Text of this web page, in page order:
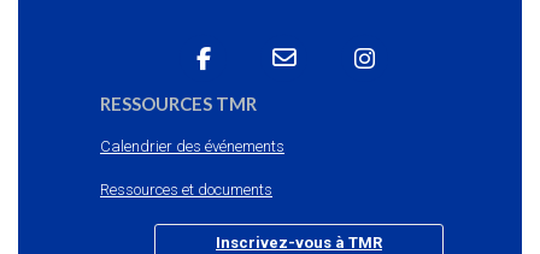
RESSOURCES TMR
Calendrier des événements
Ressources et documents
Inscrivez-vous à TMR